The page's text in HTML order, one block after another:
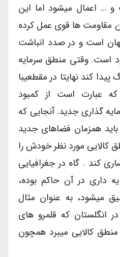
… اعمال میشود اما این
مقاومت ها قوی عمل کرده
است و در صدد انباشت
است. وقتی منطق سرمایه
کند نهایتا در مقطعیبا
عبارت است از کمبود
گذاری جدید. آنجایی که
همزمان فضاهای جدید
کالایی مورد نظر خودش را
کند . گاه در جغرافیایی
داری در آن حاکم بوده،
میشود، به عنوان مثال
انگلستان که قلمرو های
کالایی میبرد همچون